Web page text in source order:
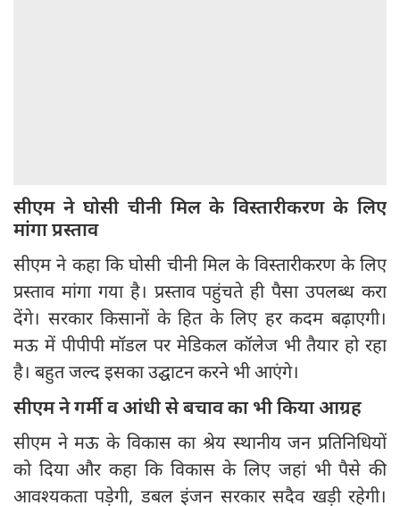
सीएम ने घोसी चीनी मिल के विस्तारीकरण के लिए
मांगा प्रस्ताव
सीएम ने कहा कि घोसी चीनी मिल के विस्तारीकरण के लिए
प्रस्ताव मांगा गया है। प्रस्ताव पहुंचते ही पैसा उपलब्ध करा
देंगे। सरकार किसानों के हित के लिए हर कदम बढ़ाएगी।
मऊ में पीपीपी मॉडल पर मेडिकल कॉलेज भी तैयार हो रहा
है। बहुत जल्द इसका उद्घाटन करने भी आएंगे।
सीएम ने गर्मी व आंधी से बचाव का भी किया आग्रह
सीएम ने मऊ के विकास का श्रेय स्थानीय जन प्रतिनिधियों
को दिया और कहा कि विकास के लिए जहां भी पैसे की
आवश्यकता पड़ेगी, डबल इंजन सरकार सदैव खड़ी रहेगी।